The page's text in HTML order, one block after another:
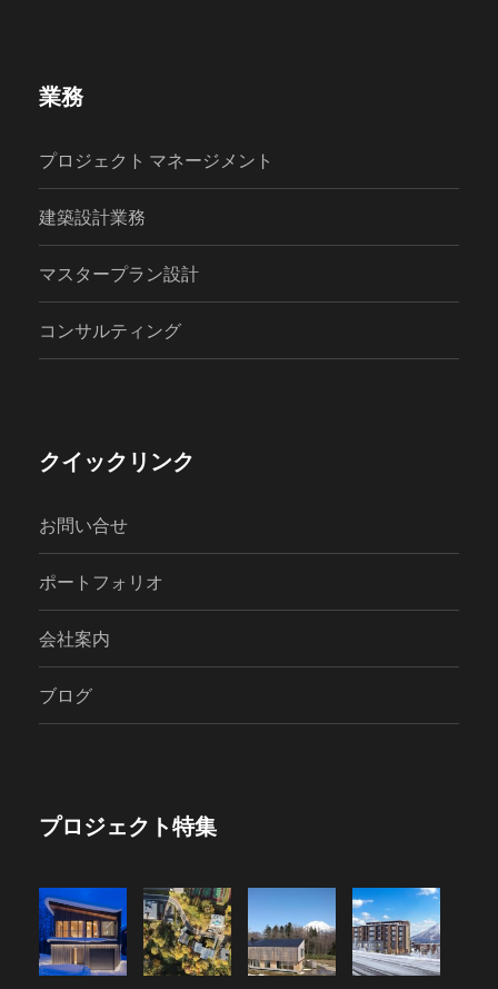
業務
プロジェクト マネージメント
建築設計業務
マスタープラン設計
コンサルティング
クイックリンク
お問い合せ
ポートフォリオ
会社案内
ブログ
プロジェクト特集